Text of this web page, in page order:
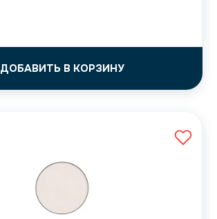
ДОБАВИТЬ В КОРЗИНУ